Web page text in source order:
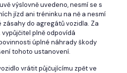
výslovně uvedeno, nesmí se s
jízd ani tréninku na ně a nesmí
do agregátů vozidla. Za
plně odpovídá
úplné náhrady škody
tohoto ustanovení.
vrátit půjčujícímu zpět ve